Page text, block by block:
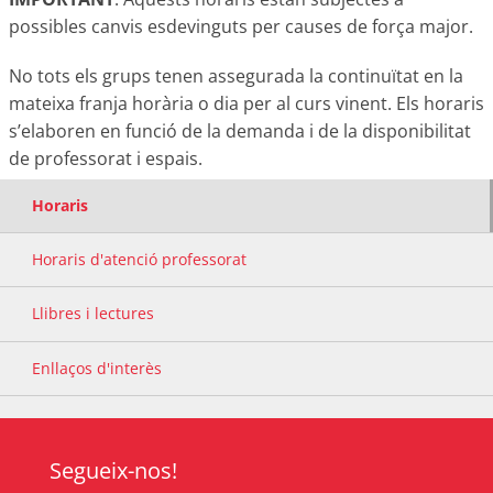
possibles canvis esdevinguts per causes de força major.
No tots els grups tenen assegurada la continuïtat en la
mateixa franja horària o dia per al curs vinent. Els horaris
s’elaboren en funció de la demanda i de la disponibilitat
de professorat i espais.
Horaris
Horaris d'atenció professorat
Llibres i lectures
Enllaços d'interès
Segueix-nos!